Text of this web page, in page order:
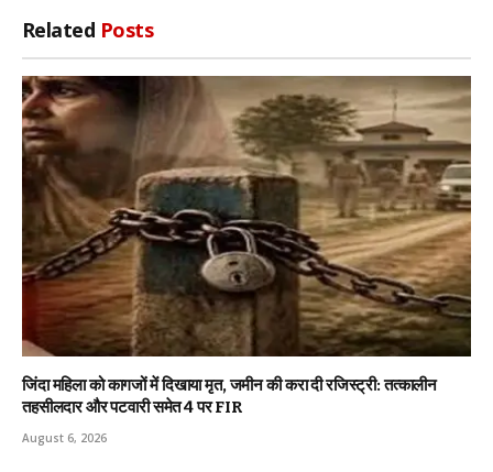
Related Posts
जिंदा महिला को कागजों में दिखाया मृत, जमीन की करा दी रजिस्ट्री: तत्कालीन
तहसीलदार और पटवारी समेत 4 पर FIR
August 6, 2026